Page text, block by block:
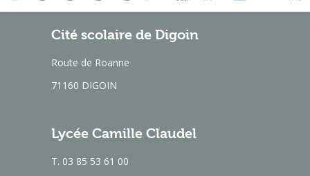
Cité scolaire de Digoin
Route de Roanne
71160 DIGOIN
Lycée Camille Claudel
T. 03 85 53 61 00